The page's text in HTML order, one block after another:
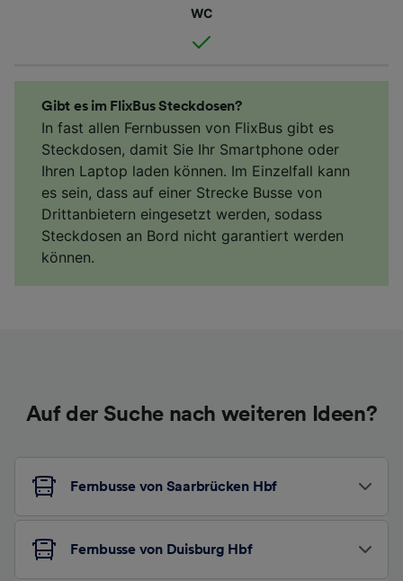
WC
Gibt es im FlixBus Steckdosen?
In fast allen Fernbussen von FlixBus gibt es
Steckdosen, damit Sie Ihr Smartphone oder
Ihren Laptop laden können. Im Einzelfall kann
es sein, dass auf einer Strecke Busse von
Drittanbietern eingesetzt werden, sodass
Steckdosen an Bord nicht garantiert werden
können.
Auf der Suche nach weiteren Ideen?
Fernbusse von Saarbrücken Hbf
Fernbusse von Duisburg Hbf